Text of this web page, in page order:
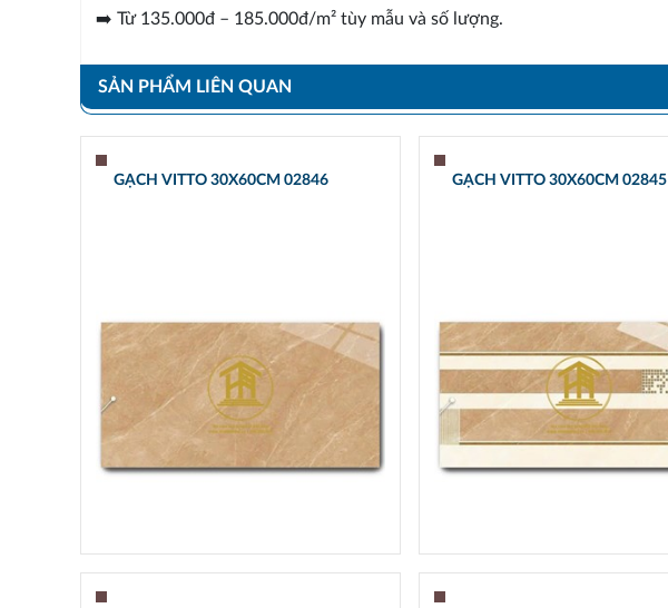
➡️ Từ 135.000đ – 185.000đ/m² tùy mẫu và số lượng.
SẢN PHẨM LIÊN QUAN
GẠCH VITTO 30X60CM 02846 GẠCH VITTO 30X60CM 02845